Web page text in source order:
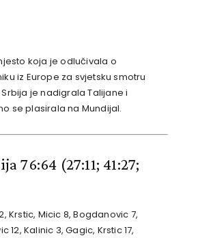
koja je odlučivala o
iz Europe za svjetsku smotru
je nadigrala Talijane i
se plasirala na Mundijal.
76:64 (27:11; 41:27;
Krstic, Micic 8, Bogdanovic 7,
12, Kalinic 3, Gagic, Krstic 17,